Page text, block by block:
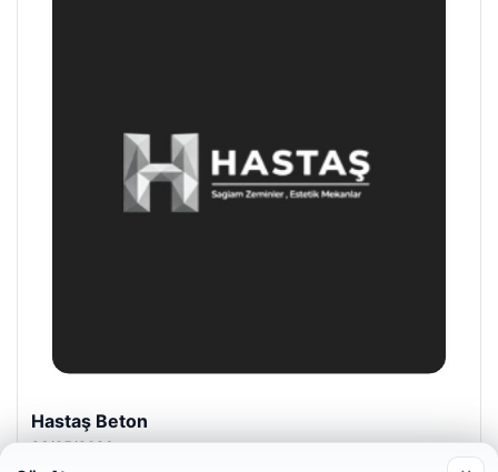
Prenses Night Club
29/04/2026